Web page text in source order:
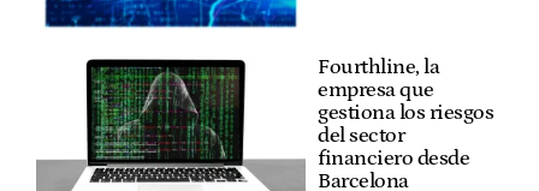
Fourthline, la
empresa que
gestiona los riesgos
del sector
financiero desde
Barcelona